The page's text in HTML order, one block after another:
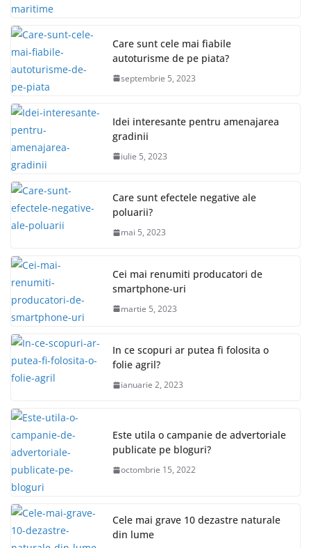
Care sunt cele mai fiabile
autoturisme de pe piata?
septembrie 5, 2023
Idei interesante pentru amenajarea
gradinii
iulie 5, 2023
Care sunt efectele negative ale
poluarii?
mai 5, 2023
Cei mai renumiti producatori de
smartphone-uri
martie 5, 2023
In ce scopuri ar putea fi folosita o
folie agril?
ianuarie 2, 2023
Este utila o campanie de advertoriale
publicate pe bloguri?
octombrie 15, 2022
Cele mai grave 10 dezastre naturale
din lume